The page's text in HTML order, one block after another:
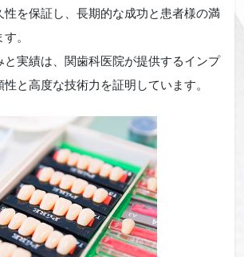
性を保証し、長期的な成功と患者様の満
。
と実績は、関歯科医院が提供するインプ
と高度な技術力を証明しています。